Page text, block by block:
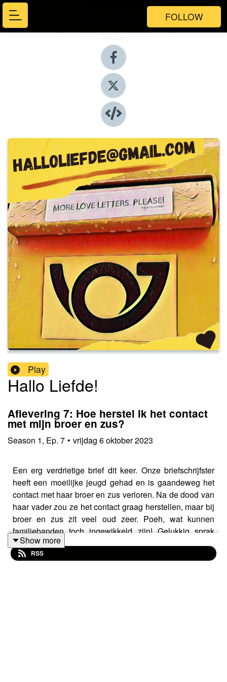
FOLLOW
Share
Play
Hallo Liefde!
Aflevering 7: Hoe herstel ik het contact
met mijn broer en zus?
Season 1, Ep. 7 • vrijdag 6 oktober 2023
Een erg verdrietige brief dit keer. Onze briefschrijfster
heeft een moeilijke jeugd gehad en is gaandeweg het
contact met haar broer en zus verloren. Na de dood van
haar vader zou ze het contact graag herstellen, maar bij
broer en zus zit veel oud zeer. Poeh, wat kunnen
familiebanden toch ingewikkeld zijn! Gelukkig sprak
Brenda met de steengoede psycholoog en
systeemtherapeut Roanne Helwig. Zij vertelt hoe de
Show more
RSS